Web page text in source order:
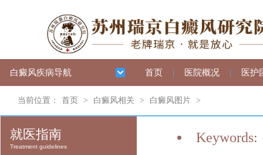
白癜风疾病导航 首页 | 医院概况 | 医护
当前位置： 首页 > 白癜风相关 > 白癜风图片 >
就医指南
Treatment guidelines
Keywords: